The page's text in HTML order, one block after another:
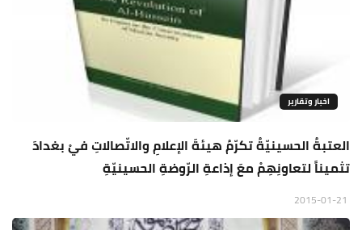
اخبار وتقارير
العتبةُ الحسينيّةُ تكرّمُ هيئةَ الإعلامِ والاتّصالاتِ فيْ بغدادَ
تثميناً لتعاونِهِمْ معَ إذاعةِ الرّوضةِ الحسينيّةِ